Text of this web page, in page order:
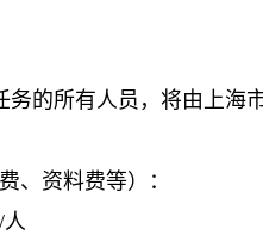
的所有人员，将由上海
、资料费等）：